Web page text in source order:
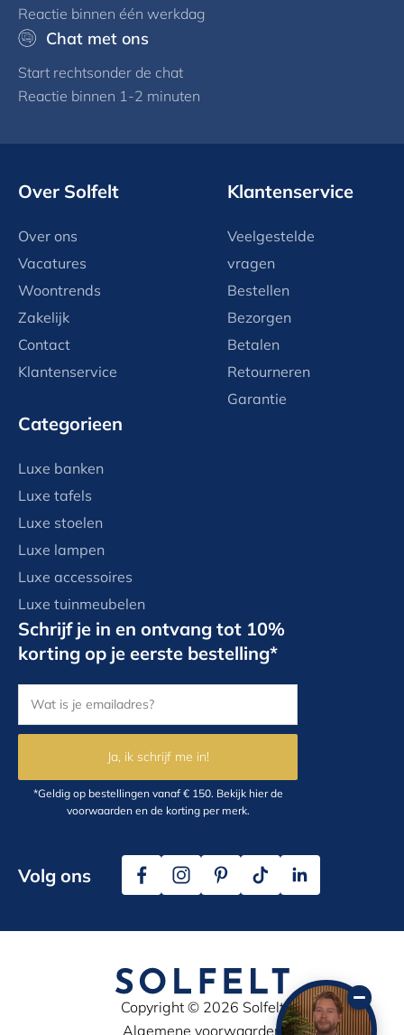
Reactie binnen één werkdag
Chat met ons
Start rechtsonder de chat
Reactie binnen 1-2 minuten
Over Solfelt
Over ons
Vacatures
Woontrends
Zakelijk
Contact
Klantenservice
Klantenservice
Veelgestelde
vragen
Bestellen
Bezorgen
Betalen
Retourneren
Garantie
Categorieen
Luxe banken
Luxe tafels
Luxe stoelen
Luxe lampen
Luxe accessoires
Luxe tuinmeubelen
Schrijf je in en ontvang tot 10%
korting op je eerste bestelling*
Ja, ik schrijf me in!
*Geldig op bestellingen vanaf € 150. Bekijk hierde
voorwaarden en de korting per merk.
Volg ons
Copyright © 2026 Solfelt
Algemene voorwaarden